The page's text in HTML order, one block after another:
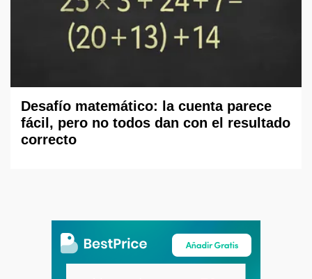
Desafío matemático: la cuenta parece
fácil, pero no todos dan con el resultado
correcto